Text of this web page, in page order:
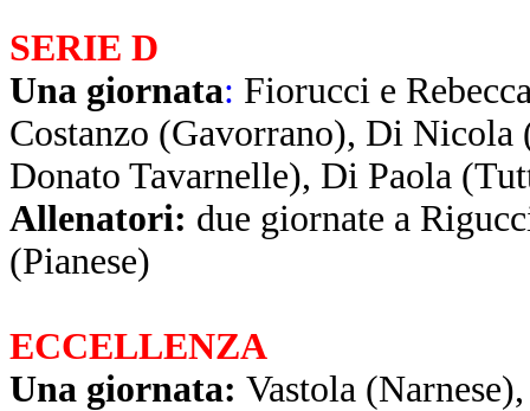
SERIE D
Una giornata: Fiorucci e
Costanzo (Gavorrano), Di Nicola
Donato Tavarnelle), Di Paola
Allenatori: due giornate a
(Pianese)
ECCELLENZA
Una giornata: Vastola